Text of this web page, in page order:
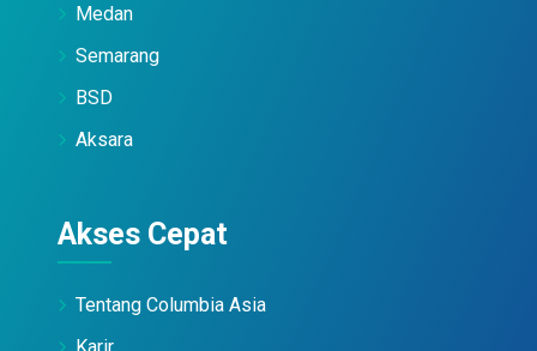
Medan
Semarang
BSD
Aksara
Akses Cepat
Tentang Columbia Asia
Karir